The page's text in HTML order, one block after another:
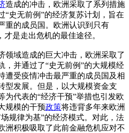
造成的冲击，欧洲采取了系列措施
“史无前例”的经济复苏计划，旨在
重的成员国。欧洲认识到只有
才是走出危机的最佳途径。
领域造成的巨大冲击，欧洲采取了
，并通过了“史无前例”的大规模经
遭受疫情冲击最严重的成员国及相
型发展。但是，以大规模资金支
为代表的“经济干预”举措也引发欧
规模的干预政策将违背多年来欧洲
规律为基”的经济模式。对此，法
洲积极吸取了此前金融危机应对不